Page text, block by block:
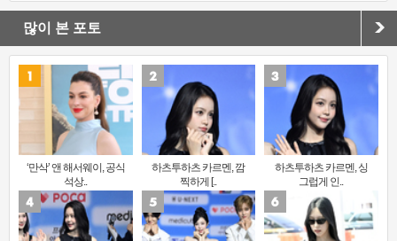
많이 본 포토
‘만삭’ 앤 해서웨이, 공식
석상..
하츠투하츠 카르멘, 깜
찍하게 [..
하츠투하츠 카르멘, 싱
그럽게 인..